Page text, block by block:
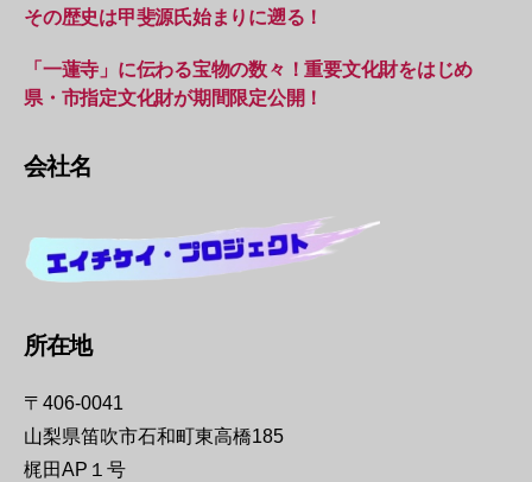
その歴史は甲斐源氏始まりに遡る！
「一蓮寺」に伝わる宝物の数々！重要文化財をはじめ
県・市指定文化財が期間限定公開！
会社名
所在地
〒406-0041
山梨県笛吹市石和町東高橋185
梶田AP１号